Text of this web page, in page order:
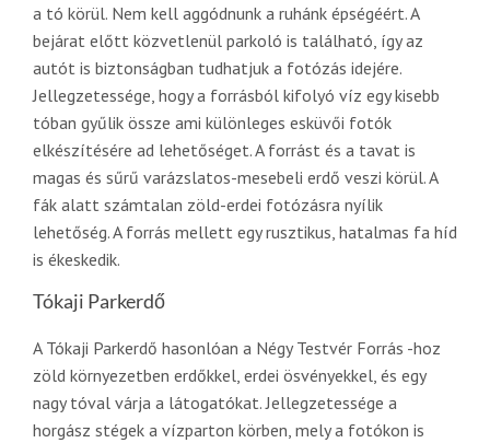
a tó körül. Nem kell aggódnunk a ruhánk épségéért. A
bejárat előtt közvetlenül parkoló is található, így az
autót is biztonságban tudhatjuk a fotózás idejére.
Jellegzetessége, hogy a forrásból kifolyó víz egy kisebb
tóban gyűlik össze ami különleges esküvői fotók
elkészítésére ad lehetőséget. A forrást és a tavat is
magas és sűrű varázslatos-mesebeli erdő veszi körül. A
fák alatt számtalan zöld-erdei fotózásra nyílik
lehetőség. A forrás mellett egy rusztikus, hatalmas fa híd
is ékeskedik.
Tókaji Parkerdő
A Tókaji Parkerdő hasonlóan a Négy Testvér Forrás -hoz
zöld környezetben erdőkkel, erdei ösvényekkel, és egy
nagy tóval várja a látogatókat. Jellegzetessége a
horgász stégek a vízparton körben, mely a fotókon is